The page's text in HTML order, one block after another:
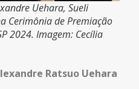
Uehara, Sueli
Cerimônia de Premiação
2024. Imagem: Cecília
Ratsuo Uehara